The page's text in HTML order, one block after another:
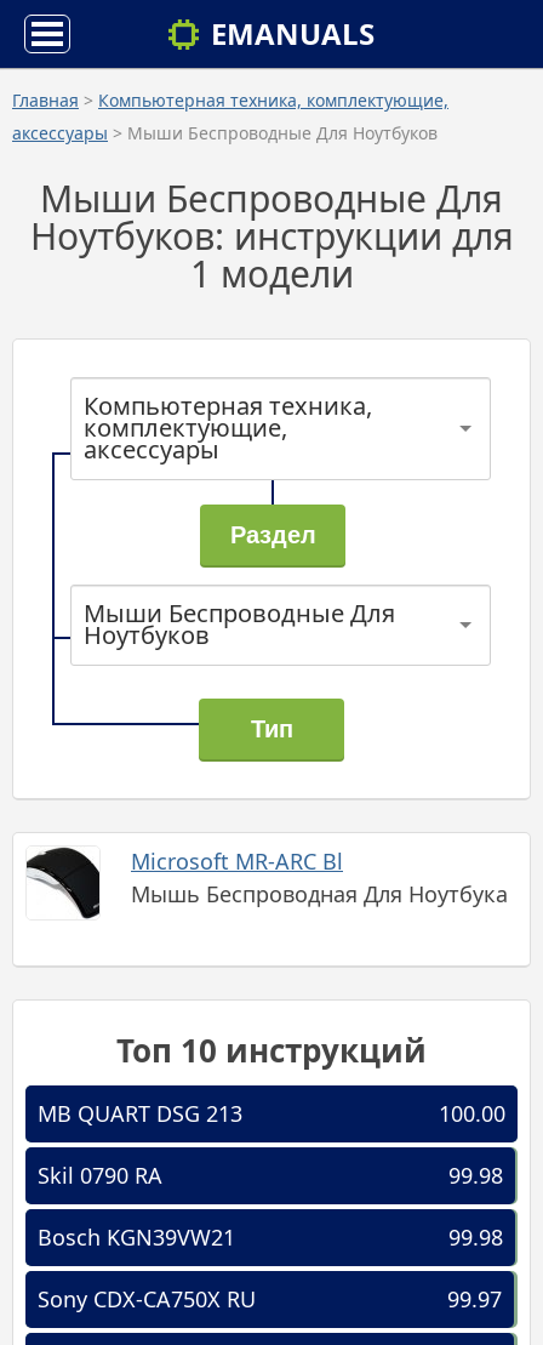
EMANUALS
Главная > Компьютерная техника, комплектующие,
аксессуары > Мыши Беспроводные Для Ноутбуков
Мыши Беспроводные Для
Ноутбуков: инструкции для
1 модели
Компьютерная техника,
комплектующие,
аксессуары
Мыши Беспроводные Для
Ноутбуков
Microsoft MR-ARC Bl
Мышь Беспроводная Для Ноутбука
Топ 10 инструкций
100.00
MB QUART DSG 213
99.98
Skil 0790 RA
99.98
Bosch KGN39VW21
99.97
Sony CDX-CA750X RU